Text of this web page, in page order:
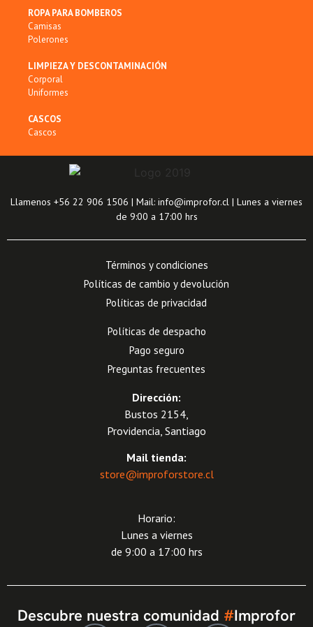
ROPA PARA BOMBEROS
Camisas
Polerones
LIMPIEZA Y DESCONTAMINACIÓN
Corporal
Uniformes
CASCOS
Cascos
Llamenos +56 22 906 1506 | Mail: info@improfor.cl | Lunes a viernes
de 9:00 a 17:00 hrs
Términos y condiciones
Políticas de cambio y devolución
Políticas de privacidad
Políticas de despacho
Pago seguro
Preguntas frecuentes
Dirección:
Bustos 2154,
Providencia, Santiago
Mail tienda:
store@improforstore.cl
Horario:
Lunes a viernes
de 9:00 a 17:00 hrs
Descubre nuestra comunidad #Improfor